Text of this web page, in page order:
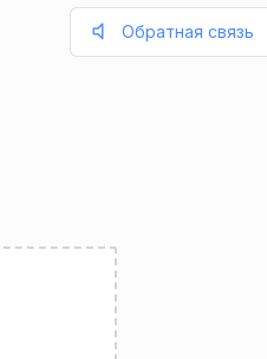
Обратная связь